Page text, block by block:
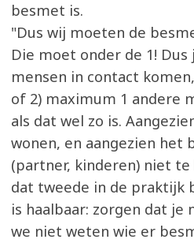
besmet is.
"Dus wij moeten de
Die moet onder de 1!
mensen in contact
of 2) maximum 1 andere
als dat wel zo is.
wonen, en aangezien het
(partner, kinderen) niet
dat tweede in de praktijk
is haalbaar: zorgen dat je
we niet weten wie er